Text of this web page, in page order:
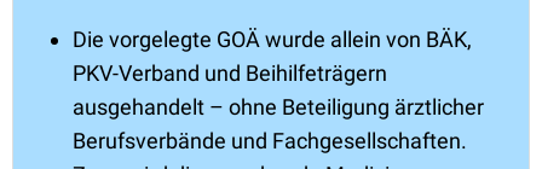
Die vorgelegte GOÄ wurde allein von BÄK,
PKV-Verband und Beihilfeträgern
ausgehandelt – ohne Beteiligung ärztlicher
Berufsverbände und Fachgesellschaften.